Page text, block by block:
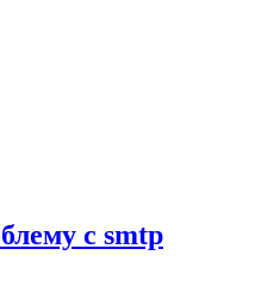
с smtp